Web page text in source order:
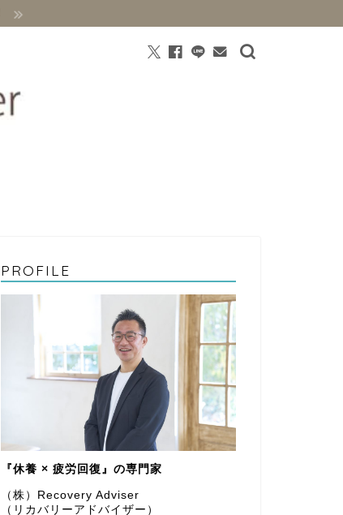
PROFILE
『休養 × 疲労回復』の専門家
（株）Recovery Adviser
（リカバリーアドバイザー）